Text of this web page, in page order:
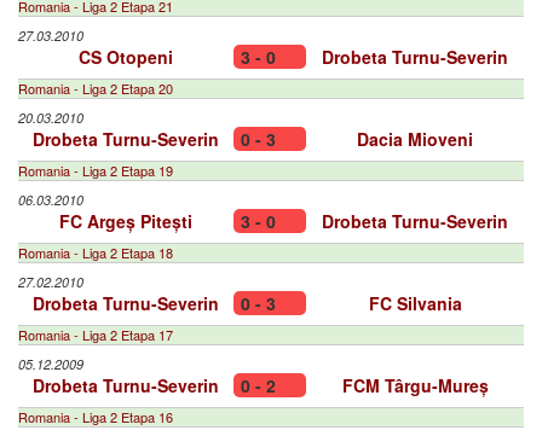
Romania - Liga 2 Etapa 21
27.03.2010
CS Otopeni 3 - 0 Drobeta Turnu-Severin
Romania - Liga 2 Etapa 20
20.03.2010
Drobeta Turnu-Severin 0 - 3 Dacia Mioveni
Romania - Liga 2 Etapa 19
06.03.2010
FC Argeș Pitești 3 - 0 Drobeta Turnu-Severin
Romania - Liga 2 Etapa 18
27.02.2010
Drobeta Turnu-Severin 0 - 3 FC Silvania
Romania - Liga 2 Etapa 17
05.12.2009
Drobeta Turnu-Severin 0 - 2 FCM Târgu-Mureș
Romania - Liga 2 Etapa 16